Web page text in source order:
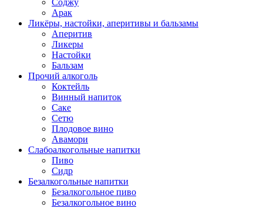
Соджу
Арак
Ликёры, настойки, аперитивы и бальзамы
Аперитив
Ликеры
Настойки
Бальзам
Прочий алкоголь
Коктейль
Винный напиток
Саке
Сетю
Плодовое вино
Авамори
Слабоалкогольные напитки
Пиво
Сидр
Безалкогольные напитки
Безалкогольное пиво
Безалкогольное вино